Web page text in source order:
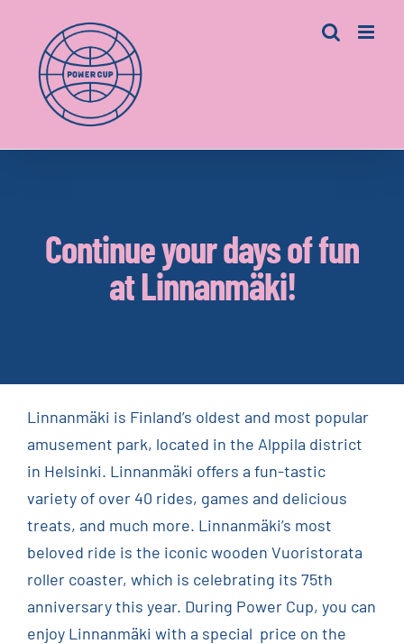
content
Continue your days of fun
at Linnanmäki!
Linnanmäki is Finland’s oldest and most popular
amusement park, located in the Alppila district
in Helsinki. Linnanmäki offers a fun-tastic
variety of over 40 rides, games and delicious
treats, and much more. Linnanmäki’s most
beloved ride is the iconic wooden Vuoristorata
roller coaster, which is celebrating its 75th
anniversary this year. During Power Cup, you can
enjoy Linnanmäki with a special price on the